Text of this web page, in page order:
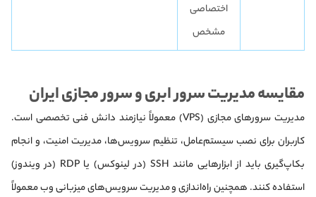
اختصاصی
مشخص
مقایسه مدیریت سرور ابری و سرور مجازی ایران
مدیریت سرورهای مجازی (VPS) معمولاً نیازمند دانش فنی تخصصی است.
کاربران برای نصب سیستم‌عامل، تنظیم سرویس‌ها، مدیریت امنیت، و انجام
بکاپ‌گیری باید از ابزارهایی مانند SSH (در لینوکس) یا RDP (در ویندوز)
استفاده کنند. همچنین راه‌اندازی و مدیریت سرویس‌های میزبانی وب معمولاً